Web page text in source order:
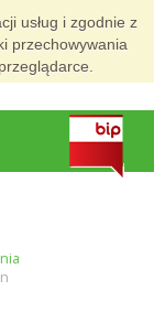
usług i zgodnie z
przechowywania